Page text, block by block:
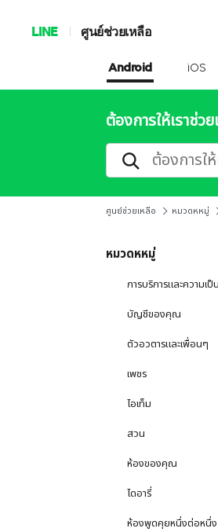
LINE ศูนย์ช่วยเหลือ
Android iOS
ต้องการให้เราช่ว
ศูนย์ช่วยเหลือ หมวดหหมู่
หมวดหหมู่
การบริการและความเ
บัญชีของคุณ
ตัวอวตารและเพื่อนๆ
เพชร
ไอเท็ม
สวน
ห้องของคุณ
ไดอารี่
ห้องพูดคุยหนึ่งต่อหนึ่ง